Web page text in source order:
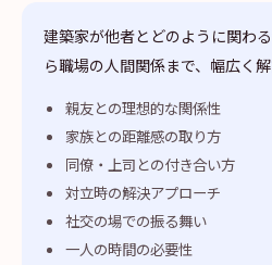
建築家が他者とどのように関わ
ら職場の人間関係まで、幅広く解
親友との理想的な関係性
家族との距離感の取り方
同僚・上司との付き合い方
対立時の解決アプローチ
社交の場での振る舞い
一人の時間の必要性